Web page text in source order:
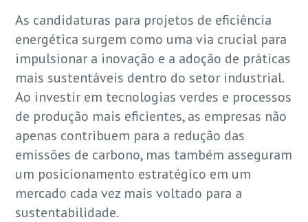
As candidaturas para projetos de eficiência
energética surgem como uma via crucial para
impulsionar a inovação e a adoção de práticas
mais sustentáveis dentro do setor industrial.
Ao investir em tecnologias verdes e processos
de produção mais eficientes, as empresas não
apenas contribuem para a redução das
emissões de carbono, mas também asseguram
um posicionamento estratégico em um
mercado cada vez mais voltado para a
sustentabilidade.